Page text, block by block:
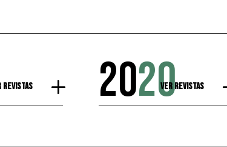
Revistas 2020Ver Revistas